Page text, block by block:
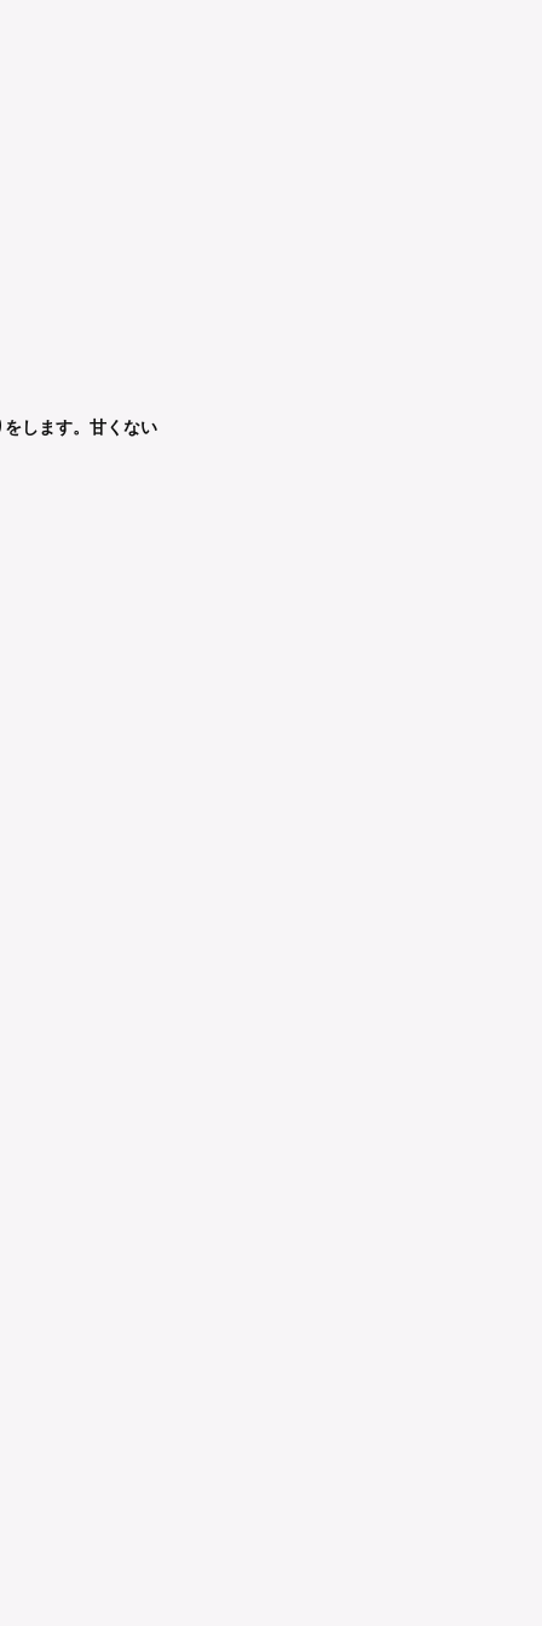
します。甘くない